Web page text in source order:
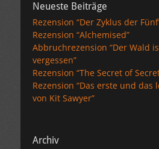
Neueste Beiträge
Rezension “Der Zyklus der
Rezension “Alchemised”
Abbruchrezension “Der Wald
vergessen”
Rezension “The Secret of
Rezension “Das erste und das
von Kit Sawyer”
Archiv